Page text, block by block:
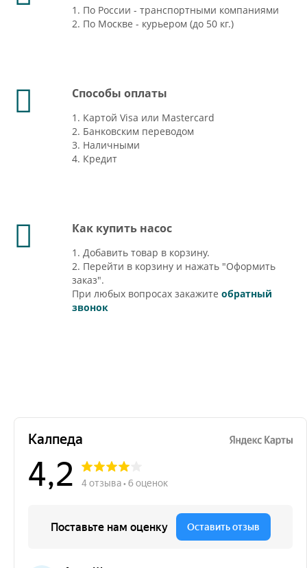
1. По России - транспортными компаниями
2. По Москве - курьером (до 50 кг.)
Способы оплаты
1. Картой Visa или Mastercard
2. Банковским переводом
3. Наличными
4. Кредит
Как купить насос
1. Добавить товар в корзину.
2. Перейти в корзину и нажать "Оформить
заказ".
При любых вопросах закажите обратный
звонок